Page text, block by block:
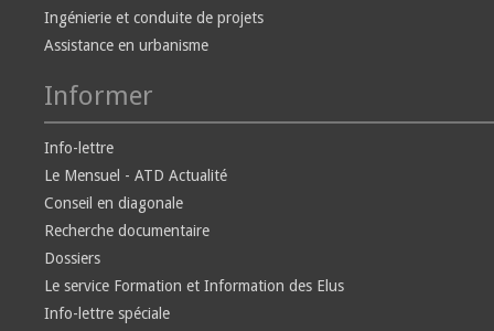
Ingénierie et conduite de projets
Assistance en urbanisme
Informer
Info-lettre
Le Mensuel - ATD Actualité
Conseil en diagonale
Recherche documentaire
Dossiers
Le service Formation et Information des Elus
Info-lettre spéciale